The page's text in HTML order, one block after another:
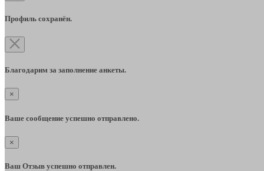
Профиль сохранён.
Благодарим за заполнение анкеты.
×
Ваше сообщение успешно отправлено.
×
Ваш Отзыв успешно отправлен.